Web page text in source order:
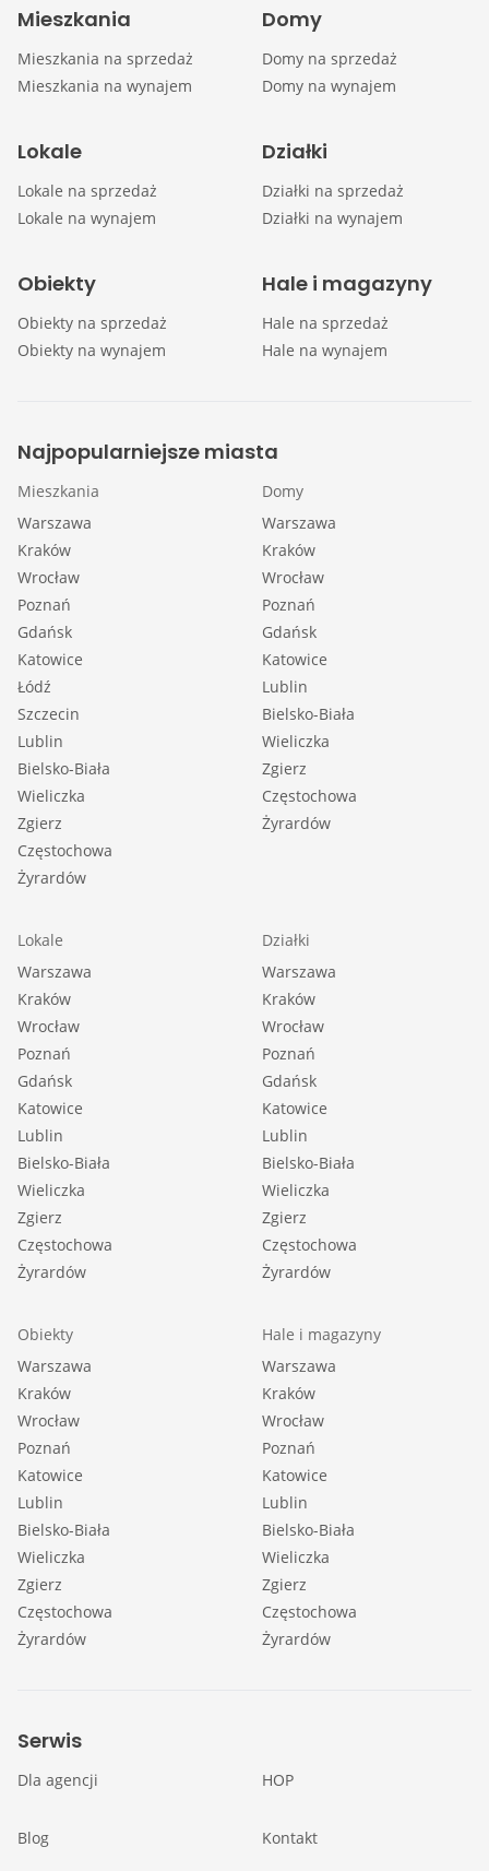
Mieszkania
Mieszkania na sprzedaż
Mieszkania na wynajem
Domy
Domy na sprzedaż
Domy na wynajem
Lokale
Lokale na sprzedaż
Lokale na wynajem
Działki
Działki na sprzedaż
Działki na wynajem
Obiekty
Obiekty na sprzedaż
Obiekty na wynajem
Hale i magazyny
Hale na sprzedaż
Hale na wynajem
Najpopularniejsze miasta
Mieszkania
Warszawa
Kraków
Wrocław
Poznań
Gdańsk
Katowice
Łódź
Szczecin
Lublin
Bielsko-Biała
Wieliczka
Zgierz
Częstochowa
Żyrardów
Domy
Warszawa
Kraków
Wrocław
Poznań
Gdańsk
Katowice
Lublin
Bielsko-Biała
Wieliczka
Zgierz
Częstochowa
Żyrardów
Lokale
Warszawa
Kraków
Wrocław
Poznań
Gdańsk
Katowice
Lublin
Bielsko-Biała
Wieliczka
Zgierz
Częstochowa
Żyrardów
Działki
Warszawa
Kraków
Wrocław
Poznań
Gdańsk
Katowice
Lublin
Bielsko-Biała
Wieliczka
Zgierz
Częstochowa
Żyrardów
Obiekty
Warszawa
Kraków
Wrocław
Poznań
Katowice
Lublin
Bielsko-Biała
Wieliczka
Zgierz
Częstochowa
Żyrardów
Hale i magazyny
Warszawa
Kraków
Wrocław
Poznań
Katowice
Lublin
Bielsko-Biała
Wieliczka
Zgierz
Częstochowa
Żyrardów
Serwis
Dla agencji HOP
Blog Kontakt